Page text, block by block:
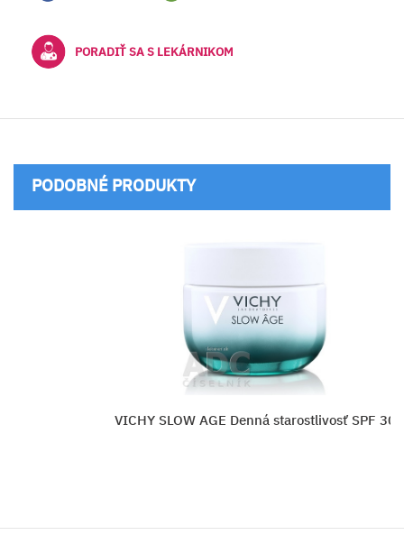
PORADIŤ SA S LEKÁRNIKOM
PODOBNÉ PRODUKTY
AGE Denná starostlivosť SPF 30